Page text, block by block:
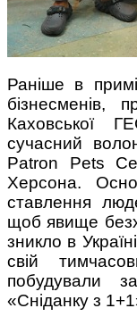
Ми запитали у
мам, яка вона -
Раніше в
бізнесменів,
Каховської
сучасний
Patron Pets
Херсона.
ставлення
щоб явище
зникло в
свій
побудували
«Сніданку з